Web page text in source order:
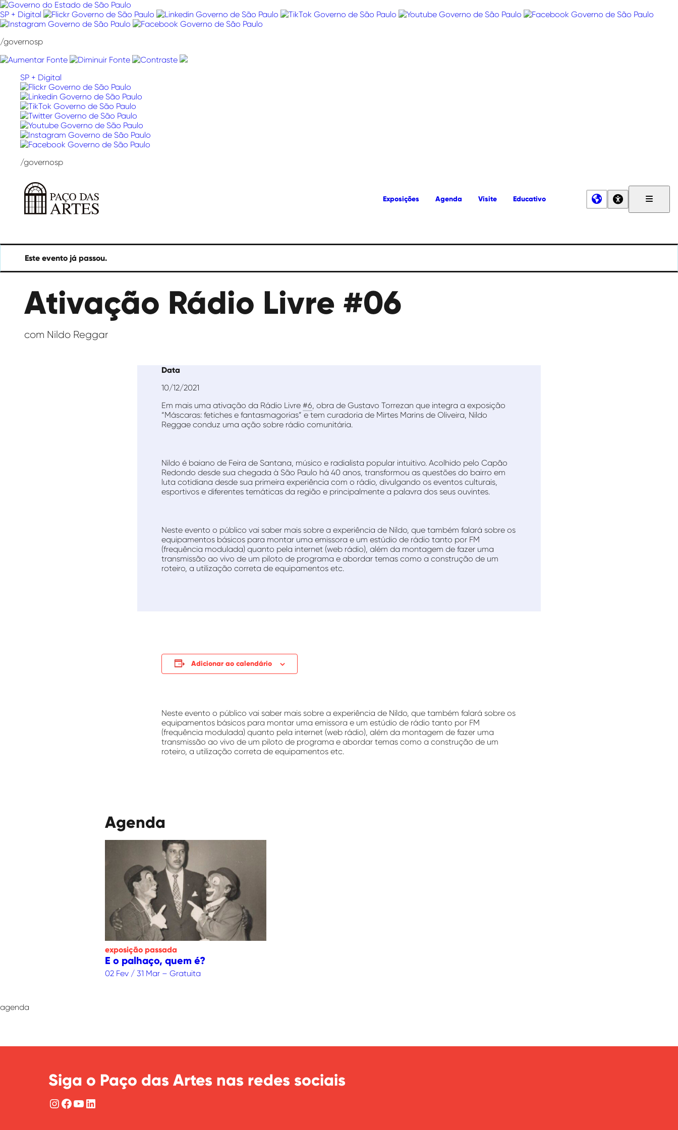
Pular
para
o
SP + Digital
/governosp
SP + Digital
/governosp
Exposições Agenda Visite Educativo
Este evento já passou.
Ativação Rádio Livre #06
com Nildo Reggar
Data
10/12/2021
Em mais uma ativação da Rádio Livre #6, obra de Gustavo Torrezan que integra a exposição
“Máscaras: fetiches e fantasmagorias” e tem curadoria de Mirtes Marins de Oliveira, Nildo
Reggae conduz uma ação sobre rádio comunitária.
Nildo é baiano de Feira de Santana, músico e radialista popular intuitivo. Acolhido pelo Capão
Redondo desde sua chegada à São Paulo há 40 anos, transformou as questões do bairro em
luta cotidiana desde sua primeira experiência com o rádio, divulgando os eventos culturais,
esportivos e diferentes temáticas da região e principalmente a palavra dos seus ouvintes.
Neste evento o público vai saber mais sobre a experiência de Nildo, que também falará sobre os
equipamentos básicos para montar uma emissora e um estúdio de rádio tanto por FM
(frequência modulada) quanto pela internet (web rádio), além da montagem de fazer uma
transmissão ao vivo de um piloto de programa e abordar temas como a construção de um
roteiro, a utilização correta de equipamentos etc.
Adicionar ao calendário
Neste evento o público vai saber mais sobre a experiência de Nildo, que também falará sobre os
equipamentos básicos para montar uma emissora e um estúdio de rádio tanto por FM
(frequência modulada) quanto pela internet (web rádio), além da montagem de fazer uma
transmissão ao vivo de um piloto de programa e abordar temas como a construção de um
roteiro, a utilização correta de equipamentos etc.
Agenda
exposição passada
E o palhaço, quem é?
02 Fev / 31 Mar – Gratuita
agenda
Siga o Paço das Artes nas redes sociais
Instagram
Facebook
YouTube
LinkedIn